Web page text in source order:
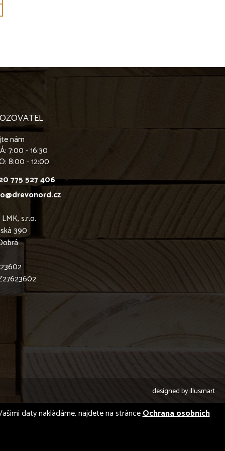
nám
: 7:00 - 16:30
: 8:00 - 12:00
775 527 406
s.r.o.
390
designed byillusmart
daty nakládáme, najdete na stránceOchrana osobních